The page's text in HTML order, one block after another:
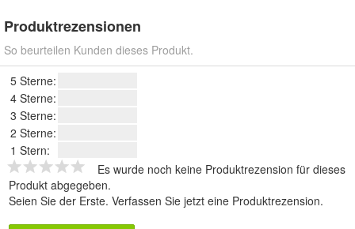
Produktrezensionen
So beurteilen Kunden dieses Produkt.
5 Sterne:
4 Sterne:
3 Sterne:
2 Sterne:
1 Stern:
Es wurde noch keine Produktrezension für dieses
Produkt abgegeben.
Seien Sie der Erste. Verfassen Sie jetzt eine Produktrezension.